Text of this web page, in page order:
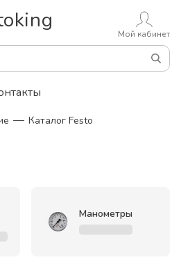
Мой кабинет
— Каталог Festo
Манометры